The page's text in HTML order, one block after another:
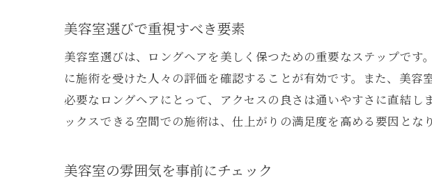
美容室で
美容室の
美容室で
美容室選びで重視すべき要素
美容室選びは、ロングヘアを美しく保つための重要なステップで
に施術を受けた人々の評価を確認することが有効です。また、美
必要なロングヘアにとって、アクセスの良さは通いやすさに直結
ックスできる空間での施術は、仕上がりの満足度を高める要因となり
美容室の雰囲気を事前にチェック